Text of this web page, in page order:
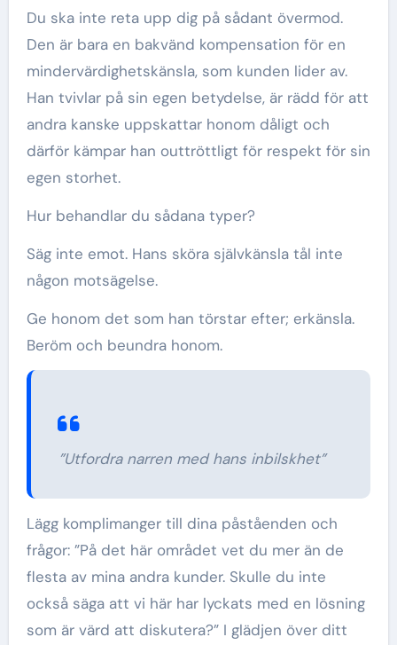
Du ska inte reta upp dig på sådant övermod.
Den är bara en bakvänd kompensation för en
mindervärdighetskänsla, som kunden lider av.
Han tvivlar på sin egen betydelse, är rädd för att
andra kanske uppskattar honom dåligt och
därför kämpar han outtröttligt för respekt för sin
egen storhet.
Hur behandlar du sådana typer?
Säg inte emot. Hans sköra självkänsla tål inte
någon motsägelse.
Ge honom det som han törstar efter; erkänsla.
Beröm och beundra honom.
”Utfordra narren med hans inbilskhet”
Lägg komplimanger till dina påståenden och
frågor: ”På det här området vet du mer än de
flesta av mina andra kunder. Skulle du inte
också säga att vi här har lyckats med en lösning
som är värd att diskutera?” I glädjen över ditt